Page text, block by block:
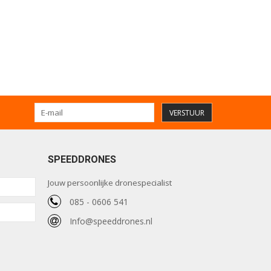
VERSTUUR
SPEEDDRONES
Jouw persoonlijke dronespecialist
085 - 0606 541
Info@speeddrones.nl